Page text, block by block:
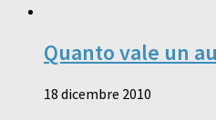
Quanto vale un
18 dicembre 2010